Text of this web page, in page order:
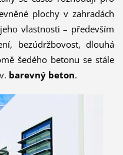
plochy v zahradách
vlastnosti – především
bezúdržbovost, dlouhá
šedého betonu se stále
barevný beton.